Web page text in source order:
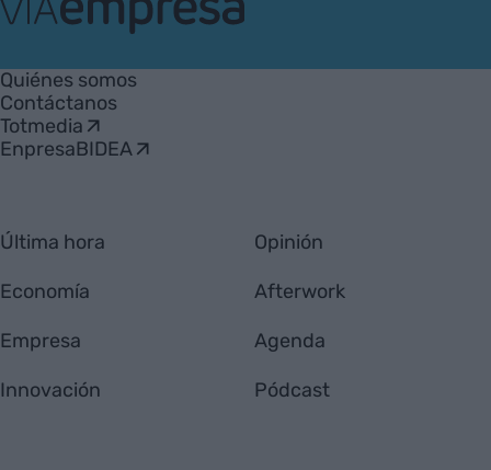
Empresa
Quiénes somos
Contáctanos
Totmedia
EnpresaBIDEA
Última hora
Economía
Empresa
Innovación
Opinión
Afterwork
Agenda
Pódcast